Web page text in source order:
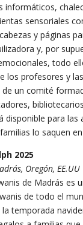
informáticos,
sensoriales
y páginas
y, por
todo
los profesores y las
un comité
disponible para las
lo saquen
2025
Oregón, EE.UU
de Madrás es
de todo el
temporada